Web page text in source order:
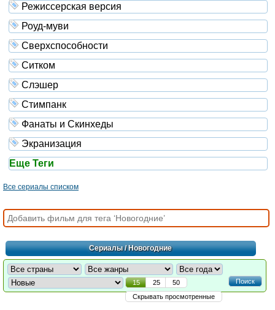
Режиссерская версия
Роуд-муви
Сверхспособности
Ситком
Слэшер
Стимпанк
Фанаты и Скинхеды
Экранизация
Еще Теги
Все сериалы списком
Сериалы/ Новогодние
Поиск
15 25
50
Скрывать просмотренные